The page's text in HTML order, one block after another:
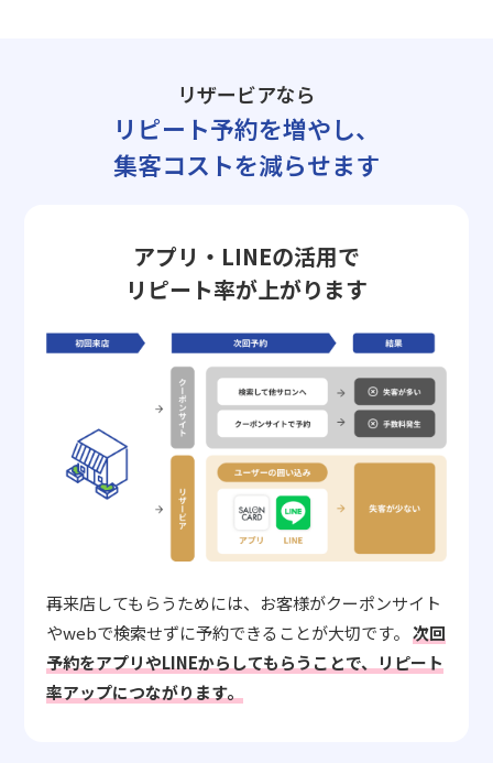
リザービアなら
リピート予約を増やし、
集客コストを減らせます
アプリ・LINEの活用で
リピート率が上がります
再来店してもらうためには、お客様がクーポンサイト
やwebで検索せずに予約できることが大切です。 次回
予約をアプリやLINEからしてもらうことで、リピート
率アップにつながります。